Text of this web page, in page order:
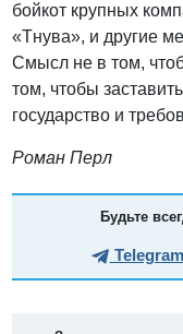
бойкот крупных
«Тнува», и другие
Смысл не в том,
том, чтобы
государство и
Роман Перл
Будьте